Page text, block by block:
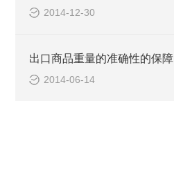
2014-12-30
出口商品重量的准确性的保障
2014-06-14